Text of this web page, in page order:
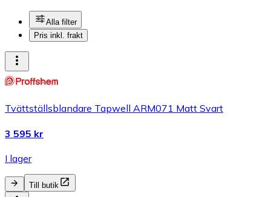
Alla filter
Pris inkl. frakt
Tvättställsblandare Tapwell ARM071 Matt Svart
3 595 kr
I lager
Till butik